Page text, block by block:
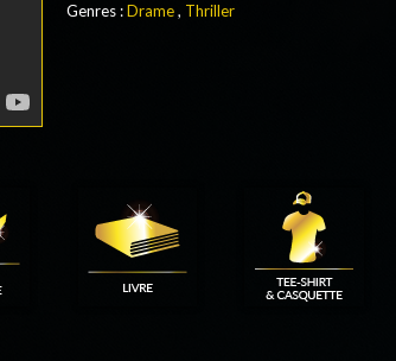
Genres :Drame, Thriller